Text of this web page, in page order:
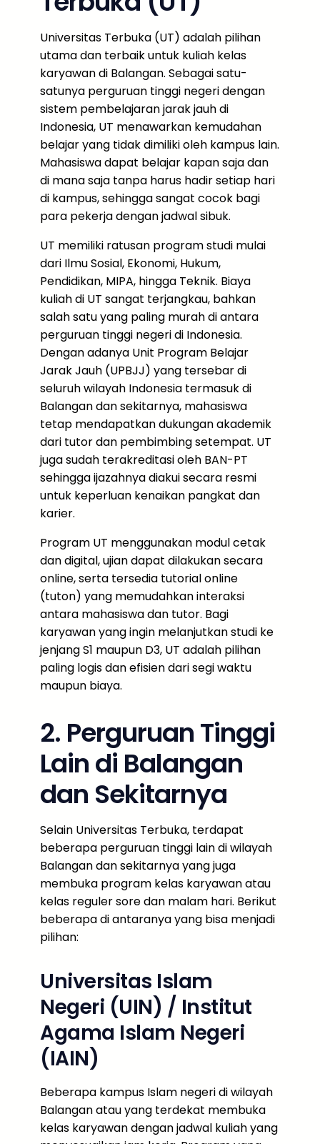
Universitas Terbuka (UT) adalah pilihan
utama dan terbaik untuk kuliah kelas
karyawan di Balangan. Sebagai satu-
satunya perguruan tinggi negeri dengan
sistem pembelajaran jarak jauh di
Indonesia, UT menawarkan kemudahan
belajar yang tidak dimiliki oleh kampus lain.
Mahasiswa dapat belajar kapan saja dan
di mana saja tanpa harus hadir setiap hari
di kampus, sehingga sangat cocok bagi
para pekerja dengan jadwal sibuk.
UT memiliki ratusan program studi mulai
dari Ilmu Sosial, Ekonomi, Hukum,
Pendidikan, MIPA, hingga Teknik. Biaya
kuliah di UT sangat terjangkau, bahkan
salah satu yang paling murah di antara
perguruan tinggi negeri di Indonesia.
Dengan adanya Unit Program Belajar
Jarak Jauh (UPBJJ) yang tersebar di
seluruh wilayah Indonesia termasuk di
Balangan dan sekitarnya, mahasiswa
tetap mendapatkan dukungan akademik
dari tutor dan pembimbing setempat. UT
juga sudah terakreditasi oleh BAN-PT
sehingga ijazahnya diakui secara resmi
untuk keperluan kenaikan pangkat dan
karier.
Program UT menggunakan modul cetak
dan digital, ujian dapat dilakukan secara
online, serta tersedia tutorial online
(tuton) yang memudahkan interaksi
antara mahasiswa dan tutor. Bagi
karyawan yang ingin melanjutkan studi ke
jenjang S1 maupun D3, UT adalah pilihan
paling logis dan efisien dari segi waktu
maupun biaya.
2. Perguruan Tinggi
Lain di Balangan
dan Sekitarnya
Selain Universitas Terbuka, terdapat
beberapa perguruan tinggi lain di wilayah
Balangan dan sekitarnya yang juga
membuka program kelas karyawan atau
kelas reguler sore dan malam hari. Berikut
beberapa di antaranya yang bisa menjadi
pilihan:
Universitas Islam
Negeri (UIN) / Institut
Agama Islam Negeri
(IAIN)
Beberapa kampus Islam negeri di wilayah
Balangan atau yang terdekat membuka
kelas karyawan dengan jadwal kuliah yang